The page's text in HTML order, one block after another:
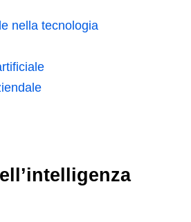
nella tecnologia